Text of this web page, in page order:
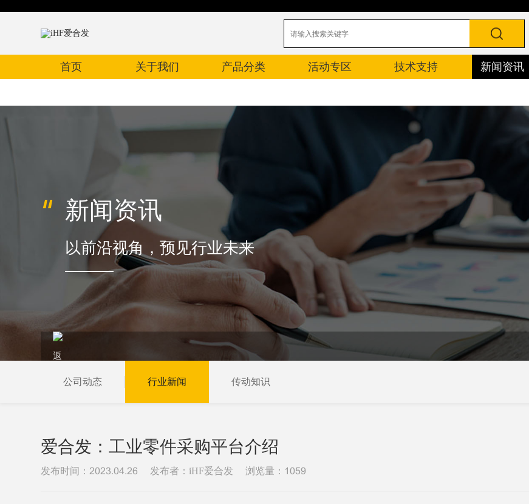
首页 关于我们 产品分类 活动专区 技术支持 新闻资讯
新闻资讯
以前沿视角，预见行业未来
当前位置： 首页 新闻资讯 行业新闻
公司动态 行业新闻 传动知识
爱合发：工业零件采购平台介绍
发布时间： 2023.04.26 发布者：iHF爱合发 浏览量： 1059